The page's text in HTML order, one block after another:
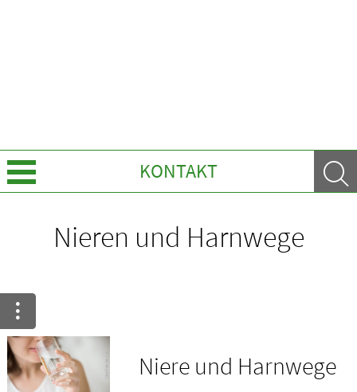
KONTAKT
Krankheiten & Therapie
GESUND IM ALTER
WELLNESS
Nieren und Harnwege
Niere und Harnwege